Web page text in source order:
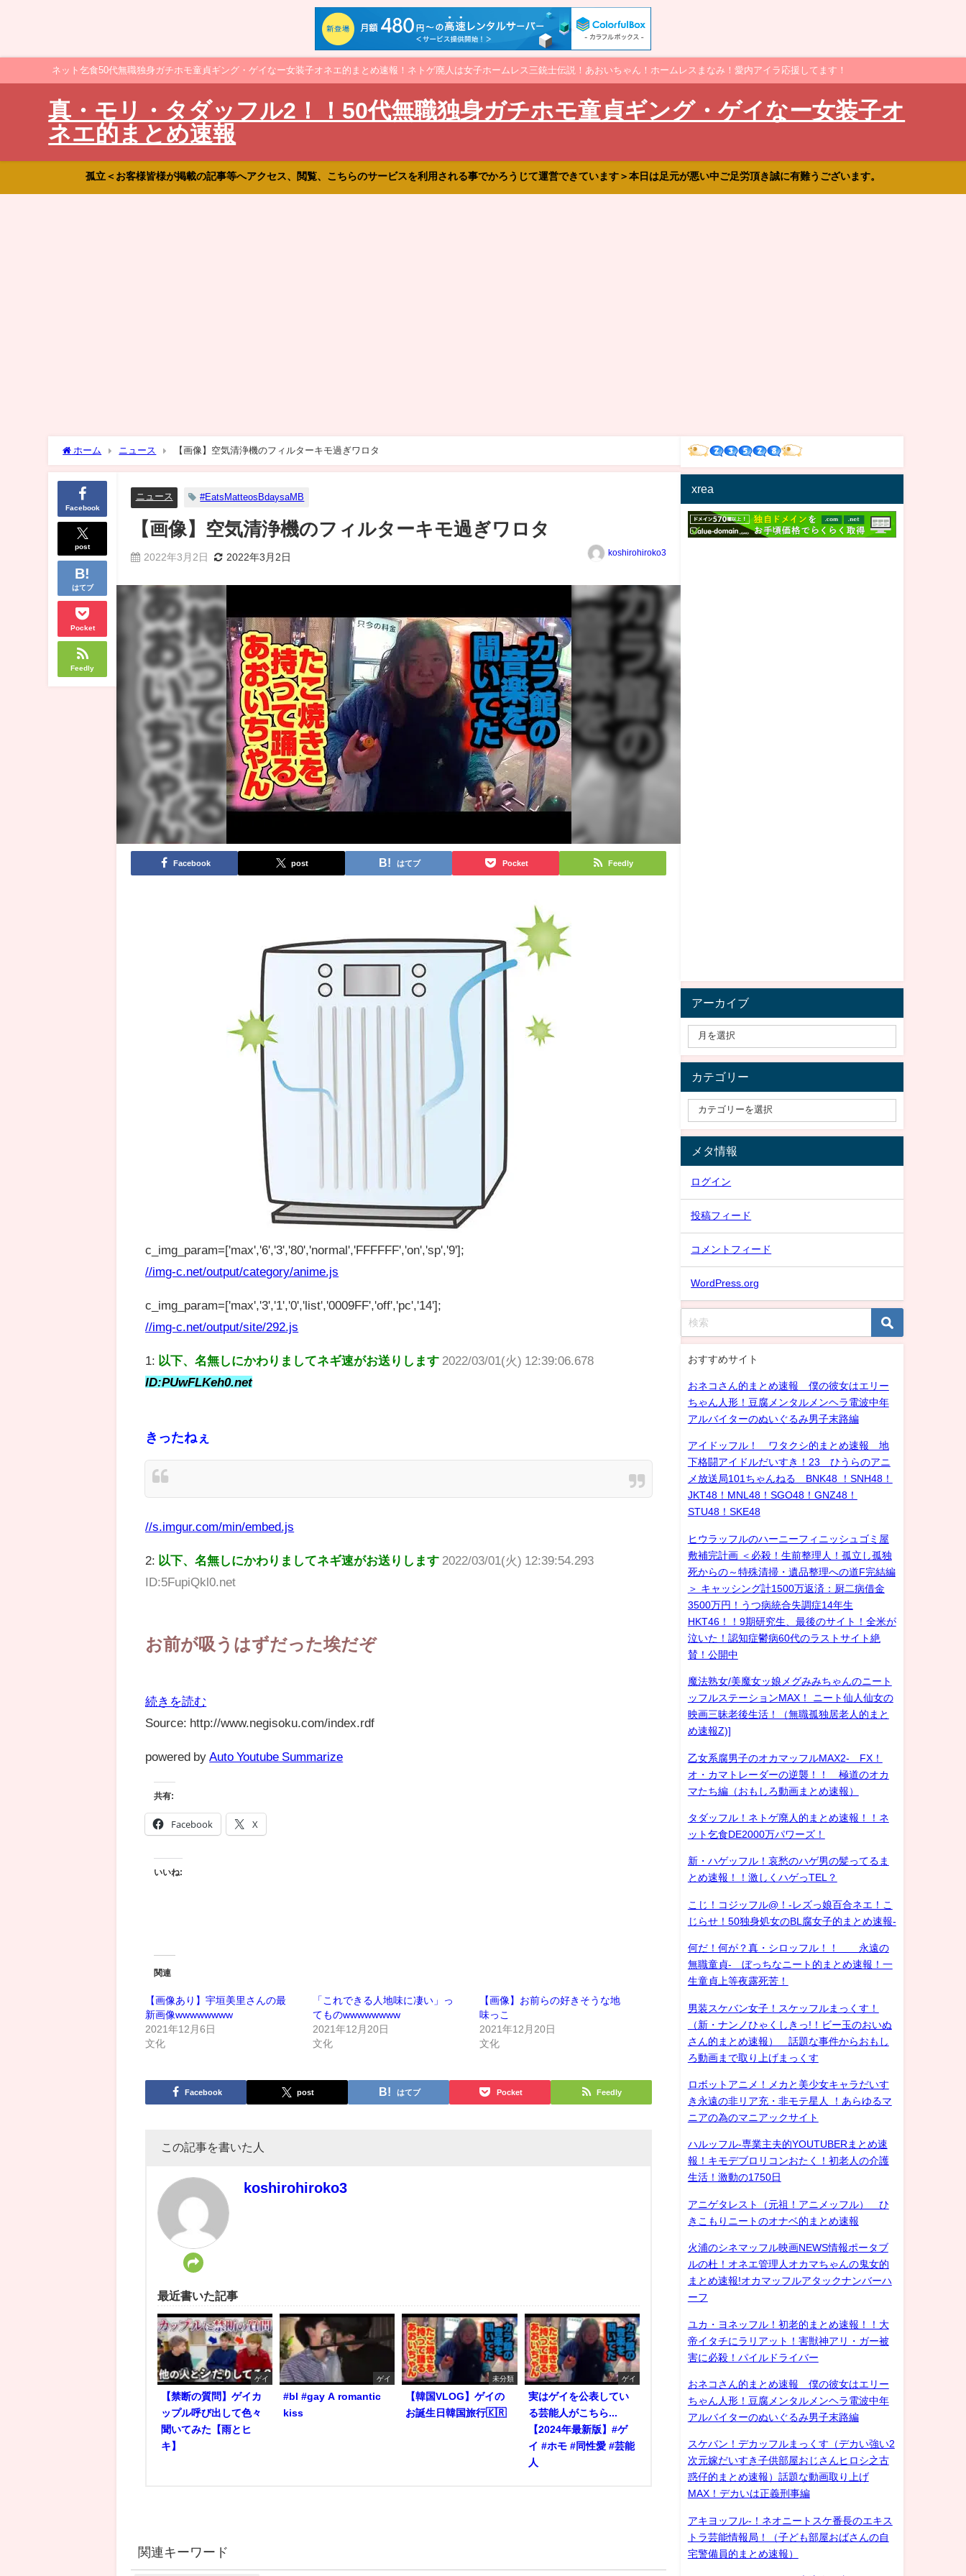
ネット乞食50代無職独身ガチホモ童貞ギング・ゲイなー女装子オネエ的まとめ速報！ネトゲ廃人は女子ホームレス三銃士伝説！あおいちゃん！ホームレスまなみ！愛内アイラ応援してます！
真・モリ・タダッフル2！！50代無職独身ガチホモ童貞ギング・ゲイなー女装子オ
ネエ的まとめ速報
孤立＜お客様皆様が掲載の記事等へアクセス、閲覧、こちらのサービスを利用される事でかろうじて運営できています＞本日は足元が悪い中ご足労頂き誠に有難うございます。
ホーム ニュース 【画像】空気清浄機のフィルターキモ過ぎワロタ
Facebook
post
はてブ
Pocket
Feedly
ニュース #EatsMatteosBdaysaMB
【画像】空気清浄機のフィルターキモ過ぎワロタ
2022年3月2日 2022年3月2日 koshirohiroko3
Facebook post はてブ Pocket Feedly
c_img_param=['max','6','3','80','normal','FFFFFF','on','sp','9'];
//img-c.net/output/category/anime.js
c_img_param=['max','3','1','0','list','0009FF','off','pc','14'];
//img-c.net/output/site/292.js
1: 以下、名無しにかわりましてネギ速がお送りします 2022/03/01(火) 12:39:06.678
ID:PUwFLKeh0.net
きったねぇ
//s.imgur.com/min/embed.js
2: 以下、名無しにかわりましてネギ速がお送りします 2022/03/01(火) 12:39:54.293
ID:5FupiQkl0.net
お前が吸うはずだった埃だぞ
続きを読む
Source: http://www.negisoku.com/index.rdf
powered by Auto Youtube Summarize
共有:
Facebook X
いいね:
関連
【画像あり】宇垣美里さんの最
新画像wwwwwwww
2021年12月6日
文化
「これできる人地味に凄い」っ
てものwwwwwwww
2021年12月20日
文化
【画像】お前らの好きそうな地
味っこ
2021年12月20日
文化
Facebook post はてブ Pocket Feedly
この記事を書いた人
koshirohiroko3
最近書いた記事
ゲイ
【禁断の質問】ゲイカ
ップル呼び出して色々
聞いてみた【雨とヒ
キ】
ゲイ
#bl #gay A romantic
kiss
未分類
【韓国VLOG】ゲイの
お誕生日韓国旅行🇰🇷
ゲイ
実はゲイを公表してい
る芸能人がこちら...
【2024年最新版】#ゲ
イ #ホモ #同性愛 #芸能
人
関連キーワード
xrea
アーカイブ
カテゴリー
メタ情報
ログイン
投稿フィード
コメントフィード
WordPress.org
おすすめサイト
おネコさん的まとめ速報 僕の彼女はエリー
ちゃん人形！豆腐メンタルメンヘラ電波中年
アルバイターのぬいぐるみ男子末路編
アイドッフル！ ワタクシ的まとめ速報 地
下格闘アイドルだいすき！23 ひうらのアニ
メ放送局101ちゃんねる BNK48 ！SNH48！
JKT48！MNL48！SGO48！GNZ48！
STU48！SKE48
ヒウラッフルのハーニーフィニッシュゴミ屋
敷補完計画 ＜必殺！生前整理人！孤立し孤独
死からの～特殊清掃・遺品整理への道F完結編
＞ キャッシング計1500万返済：厨二病借金
3500万円！うつ病統合失調症14年生
HKT46！！9期研究生、最後のサイト！全米が
泣いた！認知症鬱病60代のラストサイト絶
賛！公開中
魔法熟女/美魔女ッ娘メグみみちゃんのニート
ッフルステーションMAX！ ニート仙人仙女の
映画三昧老後生活！（無職孤独居老人的まと
め速報Z)]
乙女系腐男子のオカマッフルMAX2- FX！
オ・カマトレーダーの逆襲！！ 極道のオカ
マたち編（おもしろ動画まとめ速報）
タダッフル！ネトゲ廃人的まとめ速報！！ネ
ット乞食DE2000万パワーズ！
新・ハゲッフル！哀愁のハゲ男の髪ってるま
とめ速報！！激しくハゲっTEL？
こじ！コジッフル@！-レズっ娘百合ネエ！こ
じらせ！50独身処女のBL腐女子的まとめ速報-
何だ！何が？真・シロッフル！！ 永遠の
無職童貞- ぼっちなニート的まとめ速報！一
生童貞上等夜露死苦！
男装スケバン女子！スケッフルまっくす！
（新・ナンノひゃくしきっ!！ビー玉のおいぬ
さん的まとめ速報） 話題な事件からおもし
ろ動画まで取り上げまっくす
ロボットアニメ！メカと美少女キャラだいす
き永遠の非リア充・非モテ星人 ！あらゆるマ
ニアの為のマニアックサイト
ハルッフル-専業主夫的YOUTUBERまとめ速
報！キモデブロリコンおたく！初老人の介護
生活！激動の1750日
アニゲタレスト（元祖！アニメッフル） ひ
きこもりニートのオナベ的まとめ速報
火浦のシネマッフル映画NEWS情報ポータブ
ルの杜！オネエ管理人オカマちゃんの鬼女的
まとめ速報!オカマッフルアタックナンバーハ
ーフ
ユカ・ヨネッフル！初老的まとめ速報！！大
帝イタチにラリアット！害獣神アリ・ガー被
害に必殺！パイルドライバー
おネコさん的まとめ速報 僕の彼女はエリー
ちゃん人形！豆腐メンタルメンヘラ電波中年
アルバイターのぬいぐるみ男子末路編
スケバン！デカッフルまっくす（デカい強い2
次元嫁だいすき子供部屋おじさんヒロシ之古
惑仔的まとめ速報）話題な動画取り上げ
MAX！デカいは正義刑事編
アキヨッフル-！ネオニートスケ番長のエキス
トラ芸能情報局！（子ども部屋おばさんの自
宅警備員的まとめ速報）